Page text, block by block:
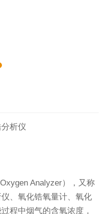
析仪
Analyzer），又称
、氧化锆氧量计、氧化
程中烟气的含氧浓度，